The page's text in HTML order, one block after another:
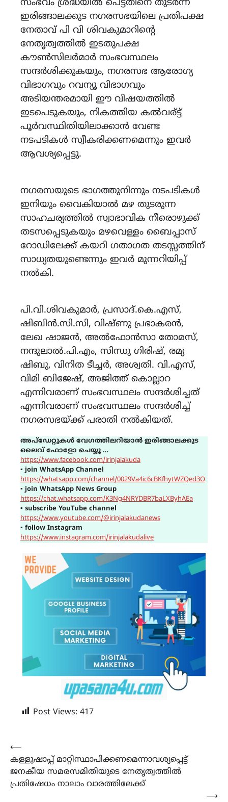
സംഭവം ശ്രദ്ധയിൽ പെട്ടതിനെ തുടർന്ന്
ഇരിങ്ങാലക്കുട നഗരസഭയിലെ പ്രതിപക്ഷ
നേതാവ് പി വി ശിവകുമാറിന്റെ
നേതൃത്വത്തിൽ ഇടതുപക്ഷ
കൗൺസിലർമാർ സംഭവസ്ഥലം
സന്ദർശിക്കുകയും, നഗരസഭ ആരോഗ്യ
വിഭാഗവും റവന്യൂ വിഭാഗവും
അടിയന്തരമായി ഈ വിഷയത്തിൽ
ഇടപെടുകയും, നികത്തിയ കൽവര്ട്ട്
പൂർവസ്ഥിതിയിലാക്കാൻ വേണ്ട
നടപടികൾ സ്വീകരിക്കണമെന്നും ഇവർ
ആവശ്യപ്പെട്ടു.
നഗരസയുടെ ഭാഗത്തുനിന്നും നടപടികൾ
ഇനിയും വൈകിയാൽ മഴ തുടരുന്ന
സാഹചര്യത്തിൽ സ്വാഭാവിക നീരൊഴുക്ക്
തടസപ്പെടുകയും മഴവെള്ളം ബൈപ്പാസ്
റോഡിലേക്ക് കയറി ഗതാഗത തടസ്സത്തിന്
സാധ്യതയുണ്ടെന്നും ഇവർ മുന്നറിയിപ്പ്
നൽകി.
പി.വി.ശിവകുമാർ, പ്രസാദ്.കെ.എസ്,
ഷിബിൻ.സി.സി, വിഷ്ണു പ്രഭാകരൻ,
ലേഖ ഷാജൻ, അൽഫോൻസാ തോമസ്,
നന്ദുലാൽ.പി.എം, സിന്ധു ഗിരിഷ്, രമ്യ
ഷിബു, വിനിത ടീച്ചർ, അശ്വതി. വി.എസ്,
വിമി ബിജേഷ്, അജിത്ത് കൊല്ലാറ
എന്നിവരാണ് സംഭവസ്ഥലം സന്ദർശിച്ചത്
എന്നിവരാണ് സംഭവസ്ഥലം സന്ദർശിച്ച്
നഗരസഭയ്ക്ക് പരാതി നൽകിയത്.
അപ്ഡേറ്റുകൾ വേഗത്തിലറിയാൻ ഇരിങ്ങാലക്കുട
ലൈവ് ഫോളോ ചെയ്യൂ …
https://www.facebook.com/irinjalakuda
▪ join WhatsApp Channel
https://whatsapp.com/channel/0029Va4ic6cBKfhytWZQed3O
▪ join WhatsApp News Group
https://chat.whatsapp.com/K3Ng4NRYDBR7baLXByhAEa
▪ subscribe YouTube channel
https://www.youtube.com/@irinjalakudanews
▪ follow Instagram
https://www.instagram.com/irinjalakudalive
Post Views: 417
Post
navigation
⟵
കള്ളുഷാപ്പ് മാറ്റിസ്ഥാപിക്കണമെന്നാവശ്യപ്പെട്ട്
ജനകീയ സമരസമിതിയുടെ നേതൃത്വത്തിൽ
പ്രതിഷേധം നാലാം വാരത്തിലേക്ക്
⟶